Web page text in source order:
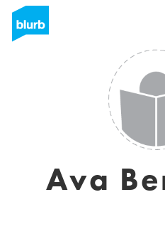
Ava